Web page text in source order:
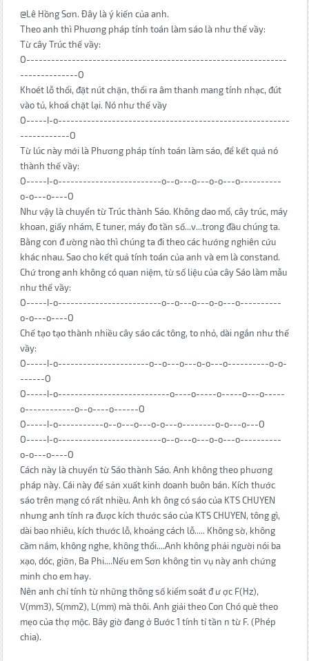
@Lê Hồng Sơn. Đây là ý kiến của anh.
Theo anh thì Phương pháp tính toán làm sáo là như thế vầy:
Từ cây Trúc thế vầy:
O---------------------------------------------------------------
--------------O
Khoét lỗ thổi, đặt nút chặn, thổi ra âm thanh mang tính nhạc, đút
vào tủ, khoá chặt lại. Nó như thế vầy
O-----I-o--------------------------------------------------------
------------O
Từ lúc này mới là Phương pháp tính toán làm sáo, để kết quả nó
thành thế vầy:
O-----I-o-------------------------o--o---o---o-o---o----------
o-o---o----O
Như vậy là chuyển từ Trúc thành Sáo. Không dao mổ, cây trúc, máy
khoan, giấy nhám, E tuner, máy đo tần số...v...trong đầu chúng ta.
Bằng con đ ường nào thì chúng ta đi theo các hướng nghiên cứu
khác nhau. Sao cho kết quả tính toán của anh và em là constand.
Chứ trong anh không có quan niệm, từ số liệu của cây Sáo làm mẫu
như thế vầy:
O-----I-o-------------------------o--o---o---o-o---o----------
o-o---o----O
Chế tạo tạo thành nhiều cây sáo các tông, to nhỏ, dài ngắn như thế
vầy:
O-----I-o----------------------o--o---o---o-o---o----------o-o-
------O
O-----I-o---------------------------o----o-----o-----o---o-----
o------------o--o----o------O
O-----I-o-----------o--o---o---o-o---o--------o-o---o---O
O-----I-o-------------------------o--o---o---o-o---o----------
o-o---o----O
Cách này là chuyển từ Sáo thành Sáo. Anh không theo phương
pháp này. Cái này để sản xuất kinh doanh buôn bán. Kích thước
sáo trên mạng có rất nhiều. Anh kh ông có sáo của KTS CHUYEN
nhưng anh tính ra được kích thước sáo của KTS CHUYEN, tông gì,
dài bao nhiêu, kích thước lỗ, khoảng cách lỗ..... Không sờ, không
cầm nắm, không nghe, không thổi....Anh không phải người nói ba
xạo, dóc, giỡn, Ba Phi....Nếu em Sơn không tin vụ này anh chứng
minh cho em hay.
Nên anh chỉ tính từ những thông số kiểm soát đ ư ợc F(Hz),
V(mm3), S(mm2), L(mm) mà thôi. Anh giải theo Con Chó què theo
mẹo của thợ mộc. Bây giờ đang ở Bước 1 tính tỉ tần n từ F. (Phép
chia).